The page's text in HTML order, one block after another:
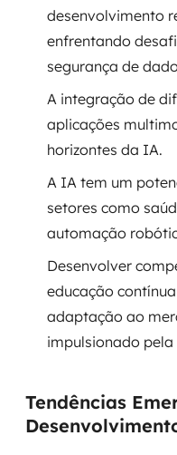
UX / UI design
Sustentar operações
Sustentação de
SRE / DevOps
Monitoramento 24x7
Suporte a banco de
FinOps
Billing Cloud
Gestão de
Escalar com segurança
Pentest
desenvolvimento
enfrentando
segurança de
A integração de
aplicações
horizontes da IA.
A IA tem um
setores como
automação
Desenvolver
educação
adaptação ao
impulsionado pela
Tendências